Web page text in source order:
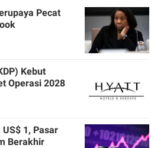
Pecat
Kebut
Operasi 2028
1, Pasar
Berakhir